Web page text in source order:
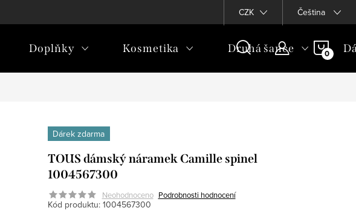
CZK Čeština
Doplňky Kosmetika Druhá šance
Dárek zdarma
TOUS dámský náramek Camille spinel
1004567300
Neohodnoceno Podrobnosti hodnocení
Kód produktu: 1004567300